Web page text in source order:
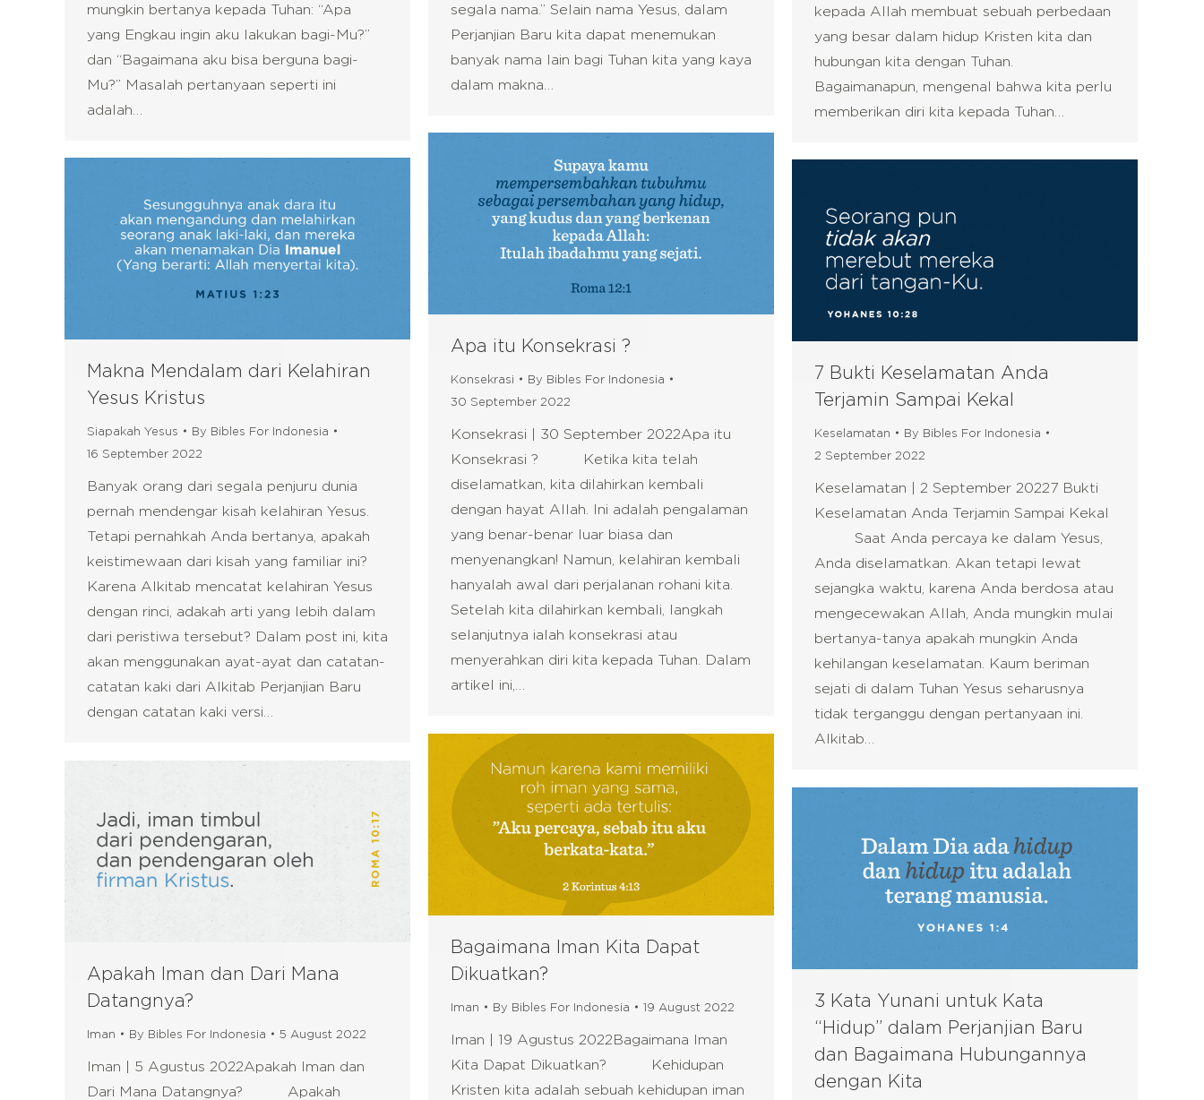
mungkin bertanya kepada Tuhan: “Apa
yang Engkau ingin aku lakukan bagi-Mu?”
dan “Bagaimana aku bisa berguna bagi-
Mu?” Masalah pertanyaan seperti ini
adalah…
segala nama.” Selain nama Yesus, dalam
Perjanjian Baru kita dapat menemukan
banyak nama lain bagi Tuhan kita yang kaya
dalam makna…
kepada Allah membuat sebuah perbedaan
yang besar dalam hidup Kristen kita dan
hubungan kita dengan Tuhan.
Bagaimanapun, mengenal bahwa kita perlu
memberikan diri kita kepada Tuhan…
Apa itu Konsekrasi ?
Konsekrasi By Bibles For Indonesia
30 September 2022
Konsekrasi | 30 September 2022Apa itu
Konsekrasi ? Ketika kita telah
diselamatkan, kita dilahirkan kembali
dengan hayat Allah. Ini adalah pengalaman
yang benar-benar luar biasa dan
menyenangkan! Namun, kelahiran kembali
hanyalah awal dari perjalanan rohani kita.
Setelah kita dilahirkan kembali, langkah
selanjutnya ialah konsekrasi atau
menyerahkan diri kita kepada Tuhan. Dalam
artikel ini,…
Makna Mendalam dari Kelahiran
Yesus Kristus
Siapakah Yesus By Bibles For Indonesia
16 September 2022
Banyak orang dari segala penjuru dunia
pernah mendengar kisah kelahiran Yesus.
Tetapi pernahkah Anda bertanya, apakah
keistimewaan dari kisah yang familiar ini?
Karena Alkitab mencatat kelahiran Yesus
dengan rinci, adakah arti yang lebih dalam
dari peristiwa tersebut? Dalam post ini, kita
akan menggunakan ayat-ayat dan catatan-
catatan kaki dari Alkitab Perjanjian Baru
dengan catatan kaki versi…
7 Bukti Keselamatan Anda
Terjamin Sampai Kekal
Keselamatan By Bibles For Indonesia
2 September 2022
Keselamatan | 2 September 20227 Bukti
Keselamatan Anda Terjamin Sampai Kekal
Saat Anda percaya ke dalam Yesus,
Anda diselamatkan. Akan tetapi lewat
sejangka waktu, karena Anda berdosa atau
mengecewakan Allah, Anda mungkin mulai
bertanya-tanya apakah mungkin Anda
kehilangan keselamatan. Kaum beriman
sejati di dalam Tuhan Yesus seharusnya
tidak terganggu dengan pertanyaan ini.
Alkitab…
Bagaimana Iman Kita Dapat
Dikuatkan?
Iman By Bibles For Indonesia 19 August 2022
Iman | 19 Agustus 2022Bagaimana Iman
Kita Dapat Dikuatkan? Kehidupan
Kristen kita adalah sebuah kehidupan iman
Apakah Iman dan Dari Mana
Datangnya?
Iman By Bibles For Indonesia 5 August 2022
Iman | 5 Agustus 2022Apakah Iman dan
Dari Mana Datangnya? Apakah
3 Kata Yunani untuk Kata
“Hidup” dalam Perjanjian Baru
dan Bagaimana Hubungannya
dengan Kita